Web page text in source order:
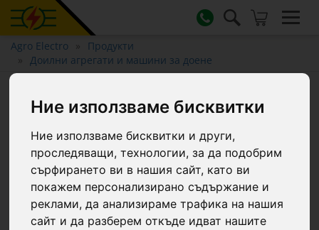
Ние използваме бисквитки
Ние използваме бисквитки и други,
проследяващи, технологии, за да подобрим
сърфирането ви в нашия сайт, като ви
покажем персонализирано съдържание и
реклами, да анализираме трафика на нашия
сайт и да разберем откъде идват нашите
Agro Electro
Продукти
Доилни агрегати и машини за доене
Капак за колектор за мляко,
200 см³